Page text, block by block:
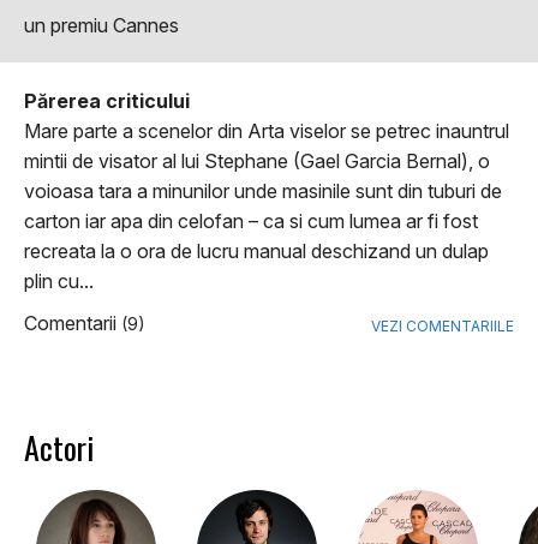
un premiu Cannes
Părerea criticului
Mare parte a scenelor din Arta viselor se petrec inauntrul
mintii de visator al lui Stephane (Gael Garcia Bernal), o
voioasa tara a minunilor unde masinile sunt din tuburi de
carton iar apa din celofan – ca si cum lumea ar fi fost
recreata la o ora de lucru manual deschizand un dulap
plin cu...
Comentarii (9) VEZI COMENTARIILE
Actori